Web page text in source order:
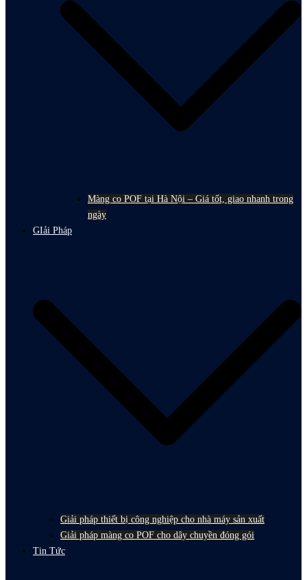
Màng co POF tại Hà Nội – Giá tốt, giao nhanh trong
ngày
GIải Pháp
Giải pháp thiết bị công nghiệp cho nhà máy sản xuất
Giải pháp màng co POF cho dây chuyền đóng gói
Tin Tức